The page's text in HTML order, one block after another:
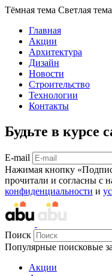
Тёмная тема Светлая тема
Главная
Акции
Архитектура
Дизайн
Новости
Строительство
Технологии
Контакты
Будьте в курсе
E-mail
Нажимая кнопку
прочитали и согласны с
конфиденциальности и
Поиск
Популярные поисковые
Акции